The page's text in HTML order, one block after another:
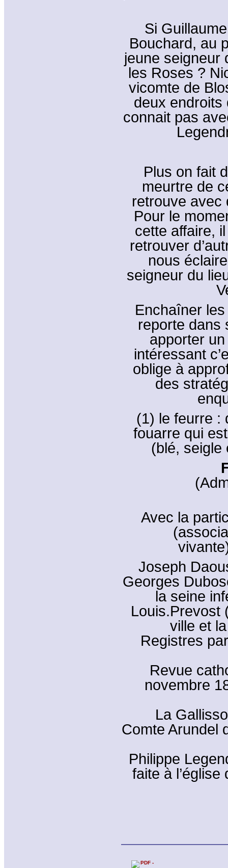
Si
Bouchard, au
jeune seigneur
les Roses ?
vicomte de
deux endroits
connait pas
Plus on fait
meurtre de
retrouve avec
Pour le
cette affaire,
retrouver
nous
seigneur du
Enchaîner
reporte dans
apporter
intéressant
oblige à
des
(1) le feurre :
fouarre qui
(blé, seigle
Avec la
Joseph
Georges
la seine
Louis.Prevost
ville et
Registres
Revue
novembre
La
Comte Arundel
Philippe
faite à